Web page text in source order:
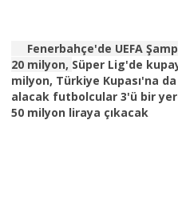
Fenerbahçe'de UEFA
20 milyon, Süper Lig'de
milyon, Türkiye Kupası'na
alacak futbolcular 3'ü bir
50 milyon liraya çıkacak